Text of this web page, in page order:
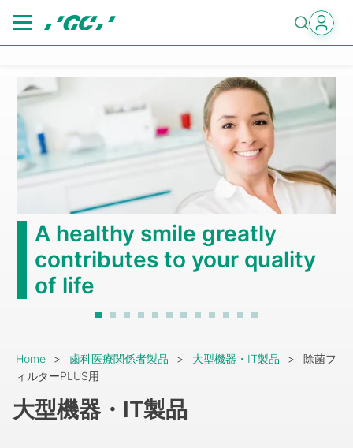
main
A healthy smile greatly
contributes to your quality
of life
Breadcrumb
Home 歯科医療関係者製品 大型機器・IT製品
除菌フ
ィルターPLUS用
大型機器・IT製品